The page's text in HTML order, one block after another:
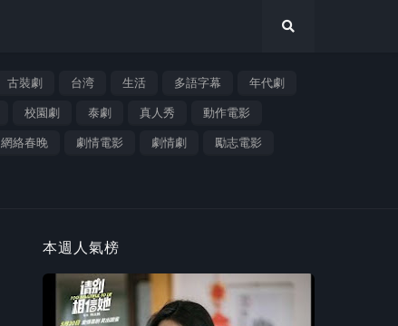
古裝劇 台湾 生活 多語字幕 年代劇
校園劇 泰劇 真人秀 動作電影
網絡春晚 劇情電影 劇情劇 勵志電影
本週人氣榜